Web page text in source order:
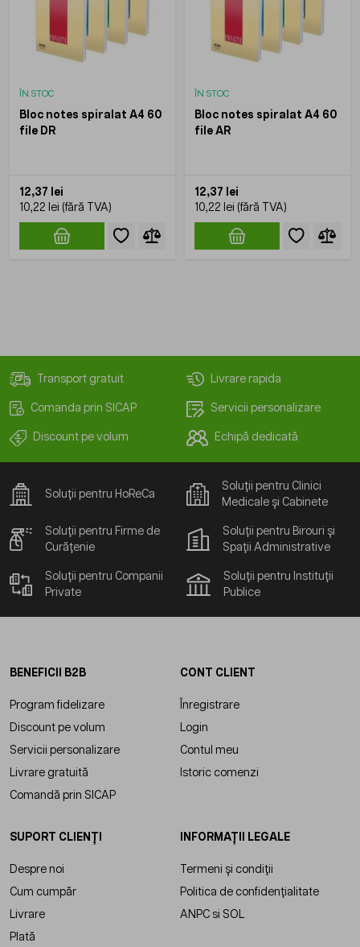
ÎN STOC
Bloc notes spiralat A4 60
file DR
12,37 lei
10,22 lei
ÎN STOC
Bloc notes spiralat A4 60
file AR
12,37 lei
10,22 lei
Transport gratuit Livrare rapida
Comanda prin SICAP Servicii personalizare
Discount pe volum Echipă dedicată
Soluții pentru HoReCa
Soluții pentru Clinici
Medicale și Cabinete
Soluții pentru Firme de
Curățenie
Soluții pentru Birouri și
Spații Administrative
Soluții pentru Companii
Private
Soluții pentru Instituții
Publice
BENEFICII B2B
Program fidelizare
Discount pe volum
Servicii personalizare
Livrare gratuită
Comandă prin SICAP
CONT CLIENT
Înregistrare
Login
Contul meu
Istoric comenzi
SUPORT CLIENȚI
Despre noi
Cum cumpăr
Livrare
Plată
INFORMAȚII LEGALE
Termeni și condiții
Politica de confidențialitate
ANPC si SOL